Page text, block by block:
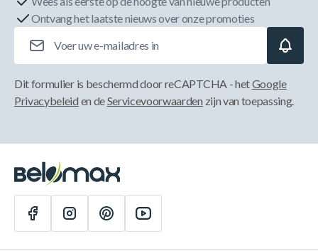
Ontvang het laatste nieuws over onze promoties
Dit formulier is beschermd door reCAPTCHA - hetGoogle
Privacybeleid en deServicevoorwaarden zijn van toepassing.